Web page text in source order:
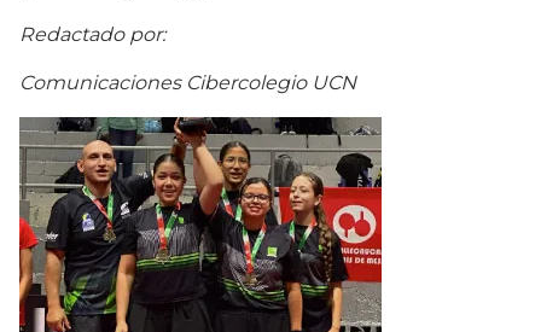
Redactado por:
Comunicaciones Cibercolegio UCN